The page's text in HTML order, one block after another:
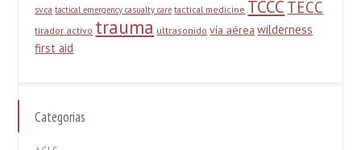
svca tactical emergency casualty care tactical medicine TCCC TECC
tirador activo trauma ultrasonido vía aérea wilderness
first aid
Categorías